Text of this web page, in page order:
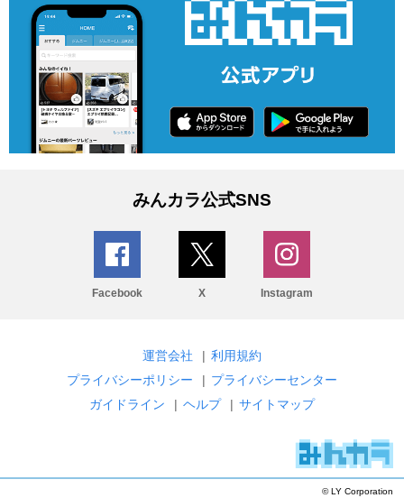
みんカラ公式SNS
Facebook X Instagram
運営会社 | 利用規約
プライバシーポリシー
| プライバシーセンター
ガイドライン
| ヘルプ | サイトマップ
© LY Corporation